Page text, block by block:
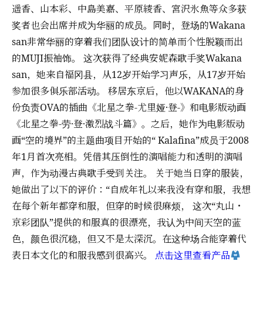
遥香、山本彩、中島美嘉、平原綾香、宮沢氷魚等众多获
奖者也会出席并成为华丽的成员。同时，登场的Wakana
san非常华丽的穿着我们团队设计的简单而个性脱颖而出
的MUJI振袖饰。 这次获得了经典安妮森歌手奖Wakana
san，她来自福冈县，从12岁开始学习声乐，从17岁开始
参加很多俱乐部活动。 移居东京后，他以WAKANA的身
份负责OVA的插曲《北星之拳-尤里娅·登-》和电影版动画
《北星之拳-劳·登·激烈战斗篇》。之后，她作为电影版动
画“空的境界”的主题曲项目开始的“ Kalafina”成员于2008
年1月首次亮相。凭借其压倒性的演唱能力和透明的演唱
声，作为动漫古典歌手受到关注。 关于她当日穿的服装，
她做出了以下的评价：“自成年礼以来我没有穿和服，我想
在每个新年都穿和服，但穿的时候很麻烦， 这次“丸山・
京彩团队”提供的和服真的很漂亮，我认为中间天空的蓝
色，颜色很沉稳，但又不是太深沉。在这种场合能穿着代
表日本文化的和服我感到很高兴。 点击这里查看产品